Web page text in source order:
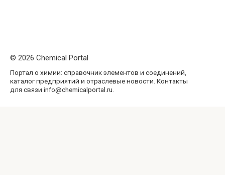
© 2026 Chemical Portal
Портал о химии: справочник элементов и соединений,
каталог предприятий и отраслевые новости. Контакты
для связи info@chemicalportal.ru.